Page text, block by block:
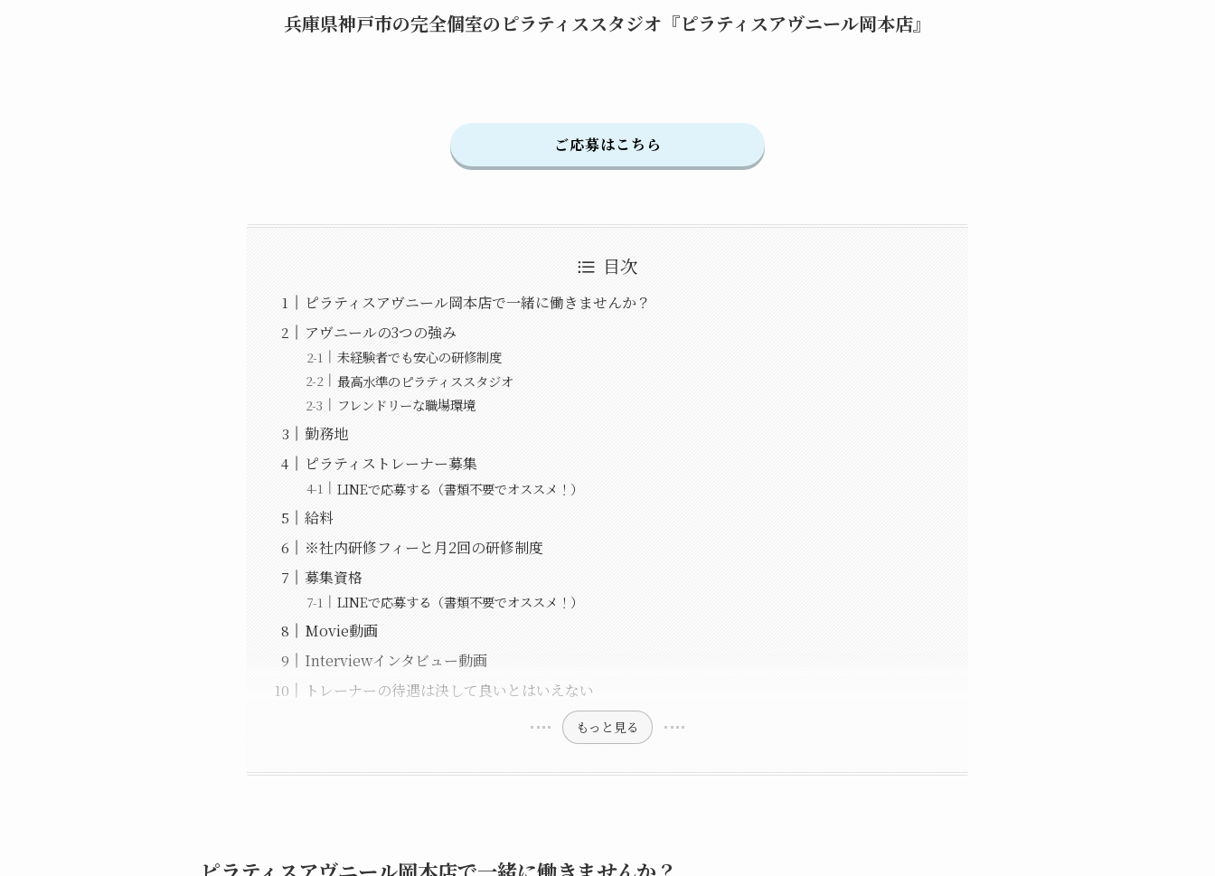
兵庫県神戸市の完全個室のピラティススタジオ『ピラティスアヴニール岡本店』
ご応募はこちら
目次
ピラティスアヴニール岡本店で一緒に働きませんか？
アヴニールの3つの強み
未経験者でも安心の研修制度
最高水準のピラティススタジオ
フレンドリーな職場環境
勤務地
ピラティストレーナー募集
LINEで応募する（書類不要でオススメ！）
給料
※社内研修フィーと月2回の研修制度
募集資格
LINEで応募する（書類不要でオススメ！）
Movie動画
Interviewインタビュー動画
トレーナーの待遇は決して良いとはいえない
もっと見る
ピラティスアヴニール岡本店で一緒に働きませんか？